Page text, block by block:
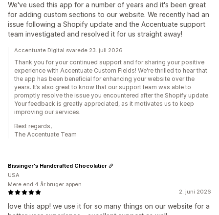
We've used this app for a number of years and it's been great
for adding custom sections to our website. We recently had an
issue following a Shopify update and the Accentuate support
team investigated and resolved it for us straight away!
Accentuate Digital svarede 23. juli 2026
Thank you for your continued support and for sharing your positive
experience with Accentuate Custom Fields! We're thrilled to hear that
the app has been beneficial for enhancing your website over the
years. It’s also great to know that our support team was able to
promptly resolve the issue you encountered after the Shopify update.
Your feedback is greatly appreciated, as it motivates us to keep
improving our services.
Best regards,
The Accentuate Team
2. juni 2026
love this app! we use it for so many things on our website for a
Bissinger's Handcrafted Chocolatier
USA
Mere end 4 år bruger appen